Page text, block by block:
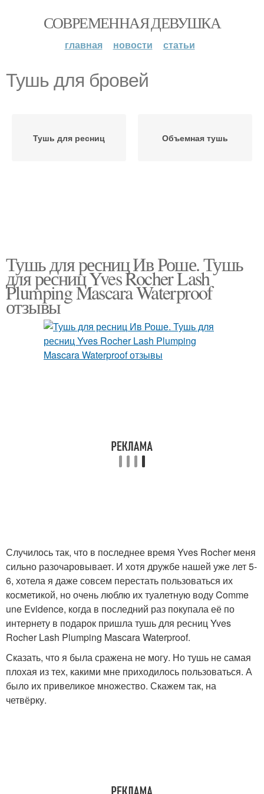
СОВРЕМЕННАЯ ДЕВУШКА
главная новости статьи
Тушь для бровей
Тушь для ресниц Объемная тушь
Тушь для ресниц Ив Роше. Тушь
для ресниц Yves Rocher Lash
Plumping Mascara Waterproof
отзывы
Случилось так, что в последнее время Yves Rocher меня
сильно разочаровывает. И хотя дружбе нашей уже лет 5-
6, хотела я даже совсем перестать пользоваться их
косметикой, но очень люблю их туалетную воду Comme
une Evidence, когда в последний раз покупала её по
интернету в подарок пришла тушь для ресниц Yves
Rocher Lash Plumping Mascara Waterproof.
Сказать, что я была сражена не могу. Но тушь не самая
плохая из тех, какими мне приходилось пользоваться. А
было их привеликое множество. Скажем так, на
четвёрку.